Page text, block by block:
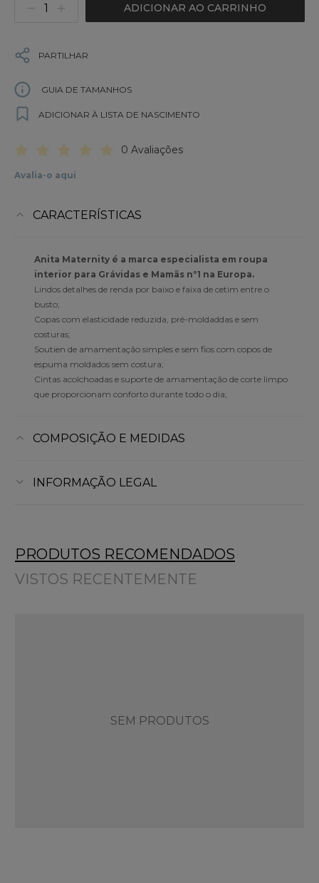
ADICIONAR AO CARRINHO
PARTILHAR
GUIA DE TAMANHOS
ADICIONAR À LISTA DE NASCIMENTO
0 Avaliações
Avalia-o aqui
CARACTERÍSTICAS
Anita Maternity é a marca especialista em roupa
interior para Grávidas e Mamãs nº1 na Europa.
Lindos detalhes de renda por baixo e faixa de cetim entre o
busto;
Copas com elasticidade reduzida, pré-moldaddas e sem
costuras;
Soutien de amamentação simples e sem fios com copos de
espuma moldados sem costura;
Cintas acolchoadas e suporte de amamentação de corte limpo
que proporcionam conforto durante todo o dia;
COMPOSIÇÃO E MEDIDAS
INFORMAÇÃO LEGAL
PRODUTOS RECOMENDADOS
VISTOS RECENTEMENTE
SEM PRODUTOS